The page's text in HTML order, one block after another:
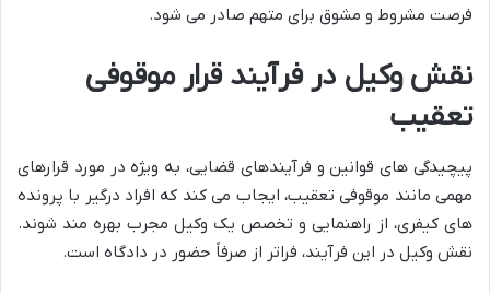
فرصت مشروط و مشوق برای متهم صادر می شود.
نقش وکیل در فرآیند قرار موقوفی
تعقیب
پیچیدگی های قوانین و فرآیندهای قضایی، به ویژه در مورد قرارهای
مهمی مانند موقوفی تعقیب، ایجاب می کند که افراد درگیر با پرونده
های کیفری، از راهنمایی و تخصص یک وکیل مجرب بهره مند شوند.
نقش وکیل در این فرآیند، فراتر از صرفاً حضور در دادگاه است.